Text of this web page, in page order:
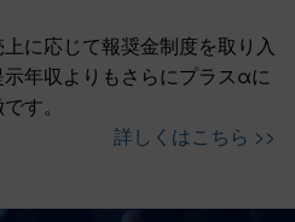
に応じて報奨金制度を取り入
年収よりもさらにプラスαに
す。
詳しくはこちら >>